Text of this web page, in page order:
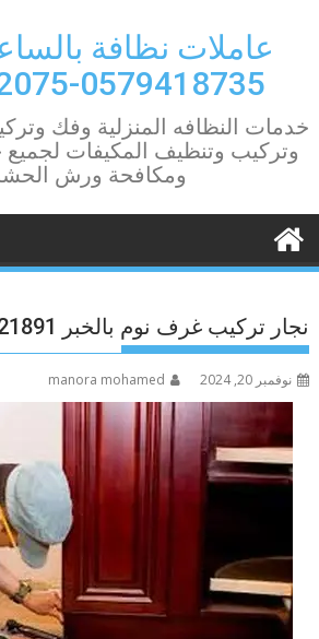
contentعاملات نظافة
0579418735-0549362075
خدمات النظافه المنزلية وفك
وتركيب وتنظيف المكيفات
ومكافحة ورش
نجار تركيب غرف نوم بالخبر 0505121891
نوفمبر 20, 2024 manora mohamed